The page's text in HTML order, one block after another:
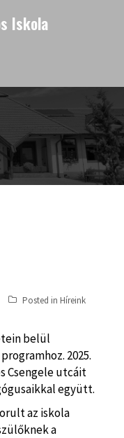
Iskola
Posted in Híreink
belül
2025.
Csengele utcáit
együtt.
az iskola
a